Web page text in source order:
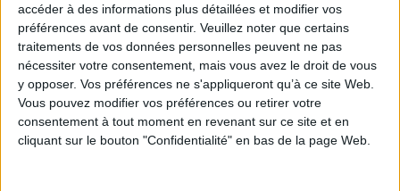
accéder à des informations plus détaillées et modifier vos
préférences avant de consentir. Veuillez noter que certains
traitements de vos données personnelles peuvent ne pas
nécessiter votre consentement, mais vous avez le droit de vous
y opposer. Vos préférences ne s'appliqueront qu’à ce site Web.
Vous pouvez modifier vos préférences ou retirer votre
consentement à tout moment en revenant sur ce site et en
cliquant sur le bouton "Confidentialité" en bas de la page Web.
Stratégie data : tirez profit de l’intelligence des
données
LES DERNIÈRES PARUTIONS